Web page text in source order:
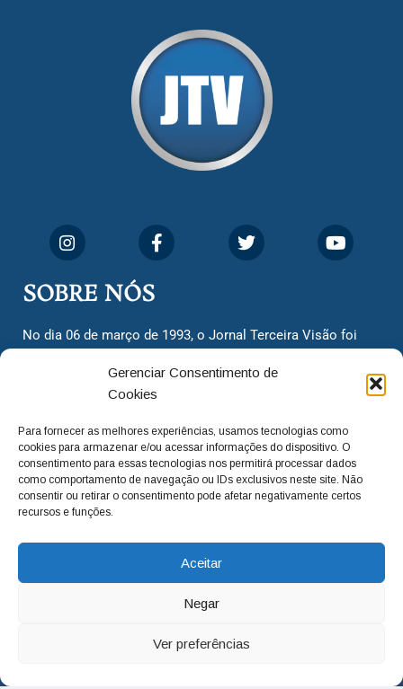
Gerenciar Consentimento de
Cookies
Para fornecer as melhores experiências, usamos tecnologias como
cookies para armazenar e/ou acessar informações do dispositivo. O
consentimento para essas tecnologias nos permitirá processar dados
como comportamento de navegação ou IDs exclusivos neste site. Não
consentir ou retirar o consentimento pode afetar negativamente certos
recursos e funções.
Aceitar
Negar
Ver preferências
SOBRE NÓS
No dia 06 de março de 1993, o Jornal Terceira Visão foi
cidadãos valinhenses, já que naquela época só existiam
dois jornais. Há mais de 30 anos, o jornal continua
com o foco de trazer as melhores notícias. Nunca
deixamos de lado as necessidades do cidadão, sempre
questionando os órgãos públicos em busca de melhorias
para a cidade e sempre cobrando resoluções para casos
adm@jtv.com.br
(19) 3929-6225